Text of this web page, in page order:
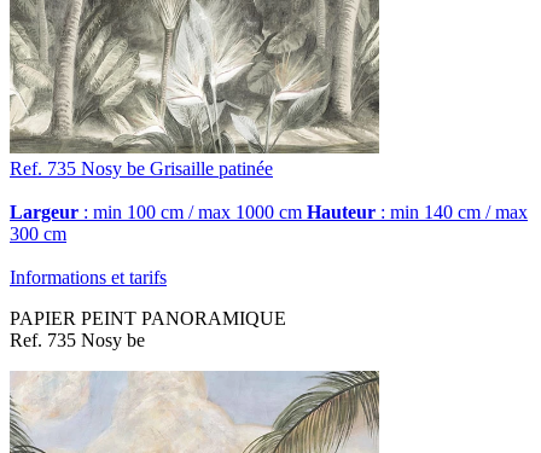
Ref. 735 Nosy be Grisaille patinée
Largeur : min 100 cm / max 1000 cm Hauteur : min 140 cm / max
300 cm
Informations et tarifs
PAPIER PEINT PANORAMIQUE
Ref. 735 Nosy be